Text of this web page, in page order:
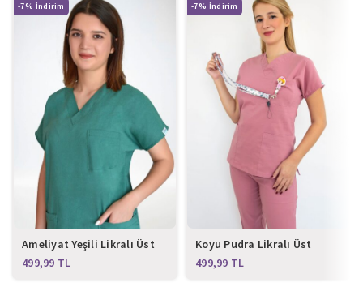
-7%
Ameliyat Yeşili Likralı Üst
Forma TL
-7%
Koyu Pudra Likralı Üst
Forma TL